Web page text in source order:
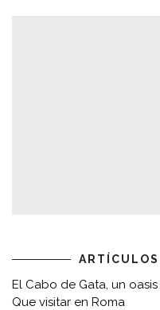
ARTÍCULOS
El Cabo de Gata, un
Que visitar en Roma